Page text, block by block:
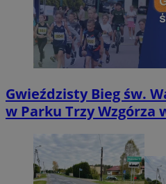
Gwieździsty Bieg św.
w Parku Trzy Wzgórza